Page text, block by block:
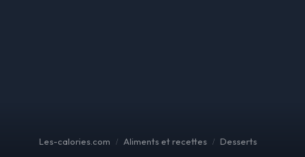
Les-calories.com Aliments et recettes Desserts